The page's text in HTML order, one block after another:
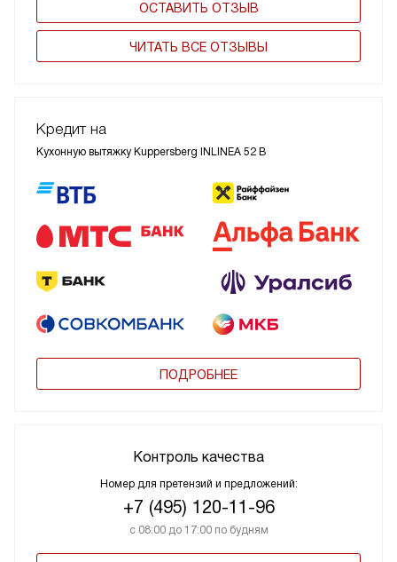
ОСТАВИТЬ ОТЗЫВ
ЧИТАТЬ ВСЕ ОТЗЫВЫ
Кредит на
Кухонную вытяжку Kuppersberg INLINEA 52 B
ПОДРОБНЕЕ
Контроль качества
Номер для претензий и предложений:
+7 (495) 120-11-96
с 08:00 до 17:00 по будням